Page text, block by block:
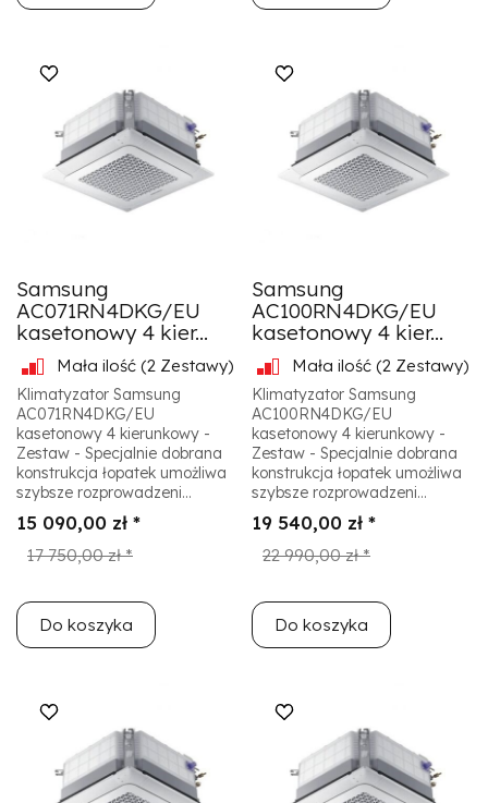
Samsung
AC071RN4DKG/EU
kasetonowy 4 kier...
Mała ilość (2 Zestawy)
Klimatyzator Samsung
AC071RN4DKG/EU
kasetonowy 4 kierunkowy -
Zestaw - Specjalnie dobrana
konstrukcja łopatek umożliwa
szybsze rozprowadzeni...
15 090,00 zł *
17 750,00 zł *
Do koszyka
Samsung
AC100RN4DKG/EU
kasetonowy 4 kier...
Mała ilość (2 Zestawy)
Klimatyzator Samsung
AC100RN4DKG/EU
kasetonowy 4 kierunkowy -
Zestaw - Specjalnie dobrana
konstrukcja łopatek umożliwa
szybsze rozprowadzeni...
19 540,00 zł *
22 990,00 zł *
Do koszyka